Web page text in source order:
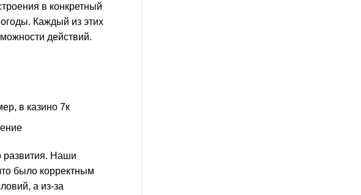
в конкретный
Каждый из этих
действий.
в казино 7к
развития. Наши
было корректным
а из-за